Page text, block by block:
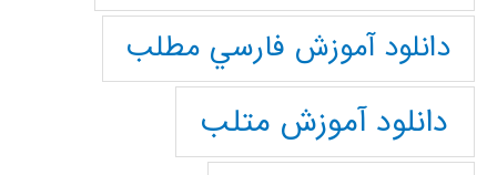
دانلود آموزش فارسي مطلب
دانلود آموزش متلب